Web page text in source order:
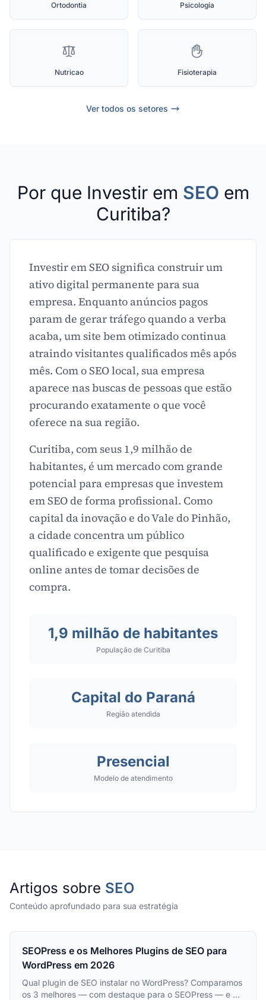
Ortodontia Psicologia
Nutricao Fisioterapia
Ver todos os setores
Por que Investir em SEO em
Curitiba?
Investir em SEO significa construir um
ativo digital permanente para sua
empresa. Enquanto anúncios pagos
param de gerar tráfego quando a verba
acaba, um site bem otimizado continua
atraindo visitantes qualificados mês após
mês. Com o SEO local, sua empresa
aparece nas buscas de pessoas que estão
procurando exatamente o que você
oferece na sua região.
Curitiba, com seus 1,9 milhão de
habitantes, é um mercado com grande
potencial para empresas que investem
em SEO de forma profissional. Como
capital da inovação e do Vale do Pinhão,
a cidade concentra um público
qualificado e exigente que pesquisa
online antes de tomar decisões de
compra.
1,9 milhão de habitantes
População de Curitiba
Capital do Paraná
Região atendida
Presencial
Modelo de atendimento
Artigos sobre SEO
Conteúdo aprofundado para sua estratégia
SEOPress e os Melhores Plugins de SEO para
WordPress em 2026
Qual plugin de SEO instalar no WordPress? Comparamos
os 3 melhores — com destaque para o SEOPress — e os